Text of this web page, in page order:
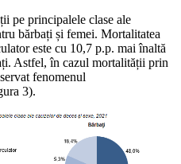
pe principalele clase ale
bărbați și femei. Mortalitatea
este cu 10,7 p.p. mai înaltă
Astfel, în cazul mortalității prin
fenomenul
3).